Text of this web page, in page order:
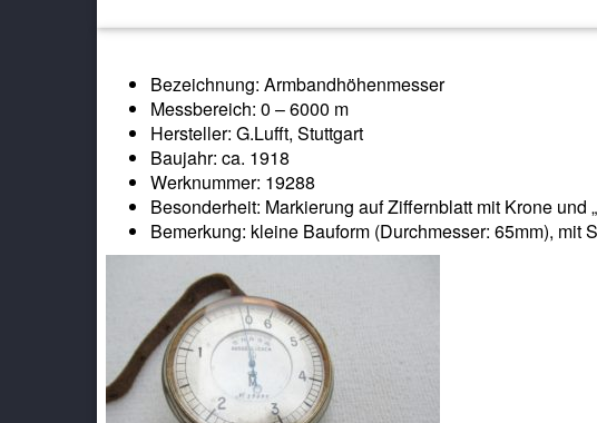
Bezeichnung: Armbandhöhenmesser
Messbereich: 0 – 6000 m
Hersteller: G.Lufft, Stuttgart
Baujahr: ca. 1918
Werknummer: 19288
Besonderheit: Markierung auf Ziffernblatt mit Krone und
Bemerkung: kleine Bauform (Durchmesser: 65mm), mit